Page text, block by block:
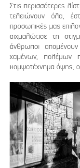
Στις περισσότερες
τελειώνουν όλα,
προσωπικές μας
αιχμαλώτισε τη
άνθρωποι
χαμένων, πολέμων
κομψοτέχνημα όψης,